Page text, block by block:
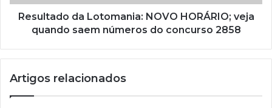
Resultado da Lotomania: NOVO HORÁRIO; veja
quando saem números do concurso 2858
Artigos relacionados